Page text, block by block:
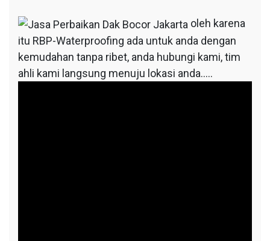
oleh karena
itu RBP-Waterproofing ada untuk anda dengan
kemudahan tanpa ribet, anda hubungi kami, tim
ahli kami langsung menuju lokasi anda…..